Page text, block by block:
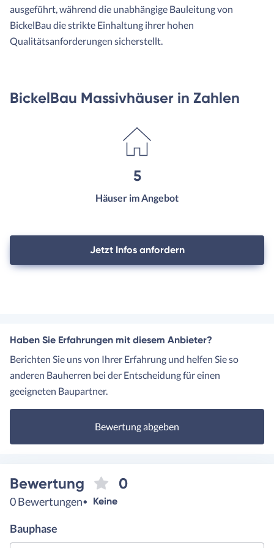
ausgeführt, während die unabhängige Bauleitung von
BickelBau die strikte Einhaltung ihrer hohen
Qualitätsanforderungen sicherstellt.
BickelBau Massivhäuser in Zahlen
5
Häuser im Angebot
Jetzt Infos anfordern
Haben Sie Erfahrungen mit diesem Anbieter?
Berichten Sie uns von Ihrer Erfahrung und helfen Sie so
anderen Bauherren bei der Entscheidung für einen
geeigneten Baupartner.
Bewertung abgeben
Bewertung 0
0 Bewertungen Keine
Bauphase